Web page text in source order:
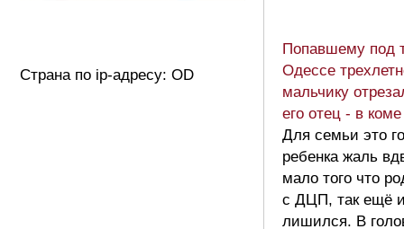
Страна по ip-адресу: OD
Попавшему под
Одессе
мальчику
его отец - в
Для семьи это
ребенка жаль
мало того что
с ДЦП, так ещё
лишился. В